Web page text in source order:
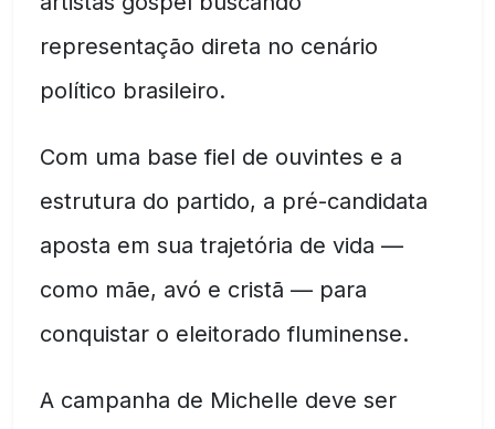
representação direta no cenário
político brasileiro.
Com uma base fiel de ouvintes e a
estrutura do partido, a pré-candidata
aposta em sua trajetória de vida —
como mãe, avó e cristã — para
conquistar o eleitorado fluminense.
A campanha de Michelle deve ser